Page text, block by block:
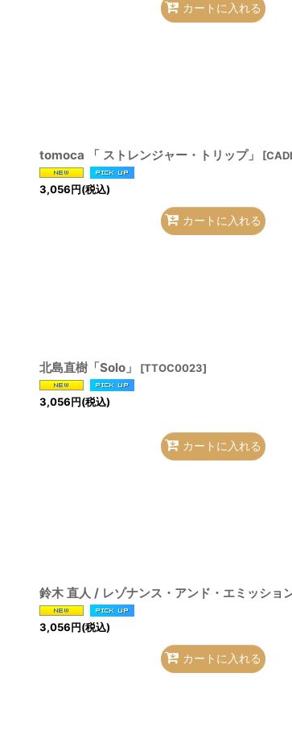
カートに入れる
tomoca 「 ストレンジャー・トリップ」 [
3,056円(税込)
カートに入れる
北島直樹「Solo」 [TTOC0023]
3,056円(税込)
カートに入れる
鈴木 直人 / レゾナンス・アンド・エミッショ
3,056円(税込)
カートに入れる